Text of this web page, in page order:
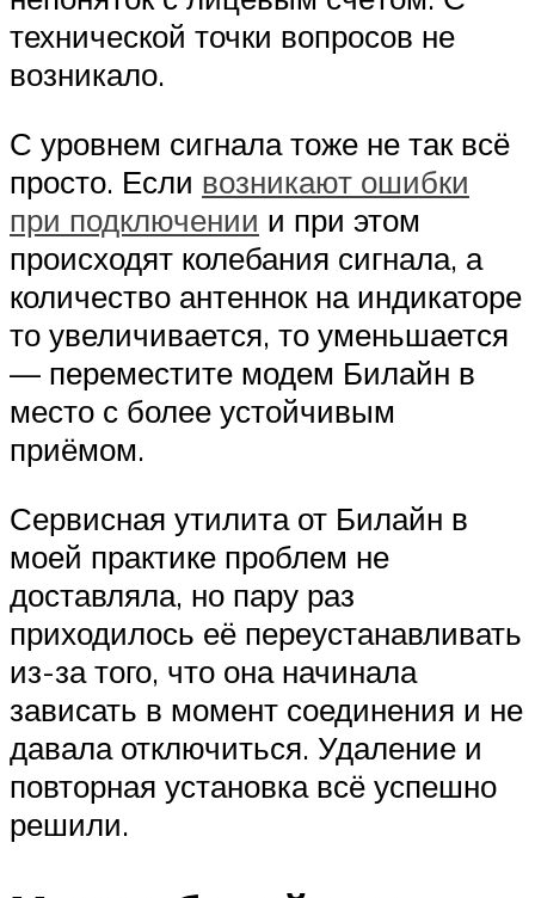
технической точки вопросов не
возникало.
С уровнем сигнала тоже не так всё
просто. Если возникают ошибки
при подключении и при этом
происходят колебания сигнала, а
количество антеннок на индикаторе
то увеличивается, то уменьшается
— переместите модем Билайн в
место с более устойчивым
приёмом.
Сервисная утилита от Билайн в
моей практике проблем не
доставляла, но пару раз
приходилось её переустанавливать
из-за того, что она начинала
зависать в момент соединения и не
давала отключиться. Удаление и
повторная установка всё успешно
решили.